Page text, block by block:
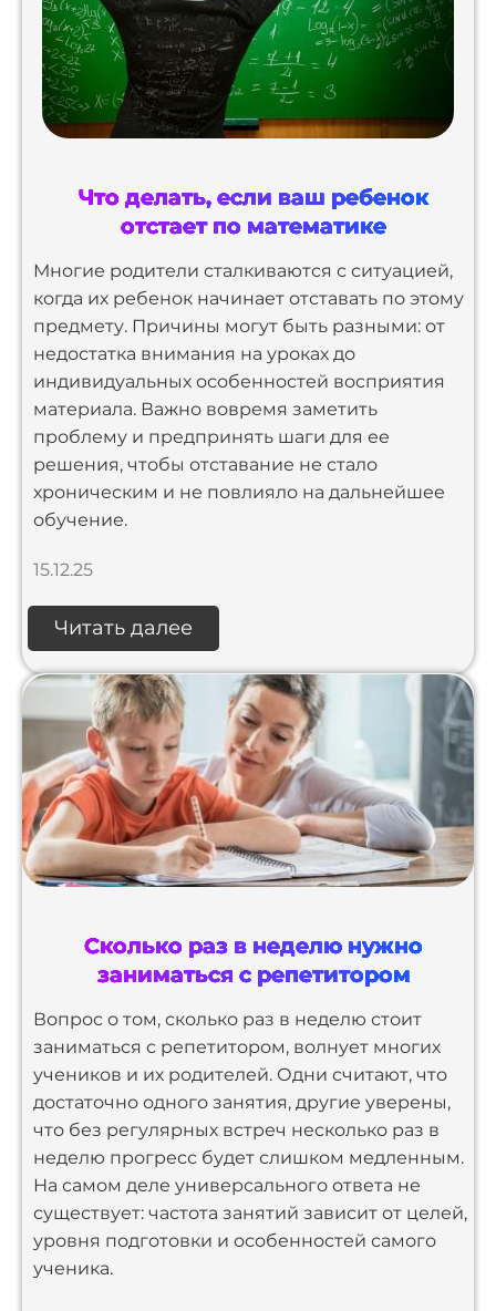
Что делать, если ваш ребенок
отстает по математике
Многие родители сталкиваются с ситуацией,
когда их ребенок начинает отставать по этому
предмету. Причины могут быть разными: от
недостатка внимания на уроках до
индивидуальных особенностей восприятия
материала. Важно вовремя заметить
проблему и предпринять шаги для ее
решения, чтобы отставание не стало
хроническим и не повлияло на дальнейшее
обучение.
15.12.25
Читать далее
Сколько раз в неделю нужно
заниматься с репетитором
Вопрос о том, сколько раз в неделю стоит
заниматься с репетитором, волнует многих
учеников и их родителей. Одни считают, что
достаточно одного занятия, другие уверены,
что без регулярных встреч несколько раз в
неделю прогресс будет слишком медленным.
На самом деле универсального ответа не
существует: частота занятий зависит от целей,
уровня подготовки и особенностей самого
ученика.